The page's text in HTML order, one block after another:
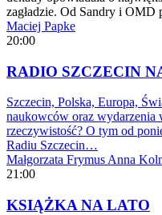
zagładzie. Od Sandry i
Maciej Papke
20:00
RADIO SZCZECIN
Szczecin, Polska, Europa,
naukowców oraz wydarzenia
rzeczywistość? O tym od
Radiu Szczecin…
Małgorzata FrymusAnna
21:00
KSIĄŻKA NA LATO